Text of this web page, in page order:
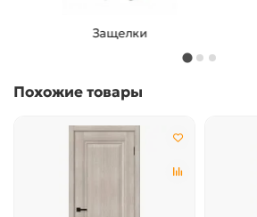
Защелки
Похожие товары